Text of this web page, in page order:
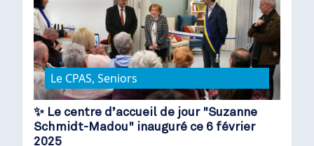
Le CPAS, Seniors
✨ Le centre d’accueil de jour "Suzanne
Schmidt-Madou" inauguré ce 6 février
2025